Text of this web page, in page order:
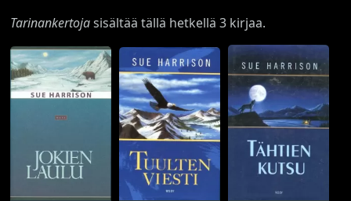
Tarinankertojasisältää tällä hetkellä 3 kirjaa.